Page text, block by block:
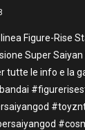
Figure-Rise
Super
tutte le info e la